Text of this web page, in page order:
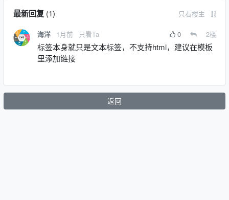
最新回复(1) 只看楼主
海洋 1月前 只看Ta 0 2楼
标签本身就只是文本标签，不支持html，建议在模板
里添加链接
返回